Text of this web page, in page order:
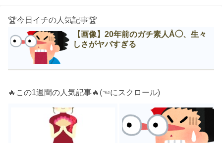
🏆今日イチの人気記事🏆
【画像】20年前のガチ素人Å◯、生々
しさがヤバすぎる
🔥この1週間の人気記事🔥(☜にスクロール)